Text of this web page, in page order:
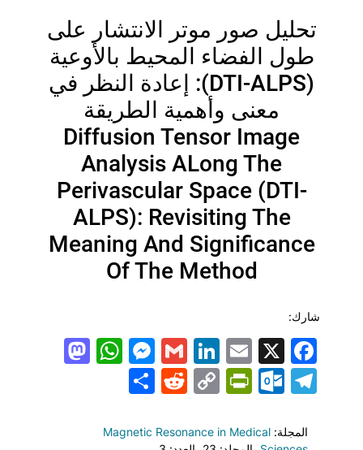
تحليل صور موتر الانتشار على
طول الفضاء المحيط بالأوعية
(DTI-ALPS): إعادة النظر في
معنى وأهمية الطريقة
Diffusion Tensor Image
Analysis ALong The
Perivascular Space (DTI-
ALPS): Revisiting The
Meaning And Significance
Of The Method
شارك:
Facebook
X
Email
LinkedIn
Gmail
Telegram
Outlook.com
PrintFriendly
Copy
Reddit
Share
المجلة: Magnetic Resonance in Medical